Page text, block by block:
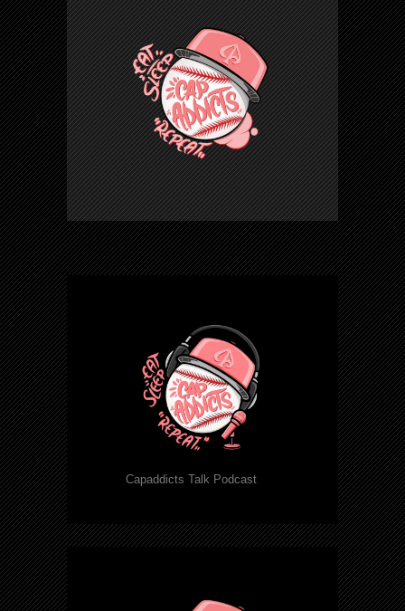
Capaddicts Talk Podcast